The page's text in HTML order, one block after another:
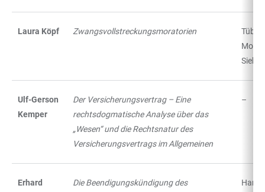
Laura Köpf Zwangsvollstreckungsmoratorien
Mohr
Ulf-Gerson
Kemper
Der Versicherungsvertrag – Eine
rechtsdogmatische Analyse über das
„Wesen“ und die Rechtsnatur des
Versicherungsvertrags im Allgemeinen
–
Erhard
Die Beendigungskündigung des